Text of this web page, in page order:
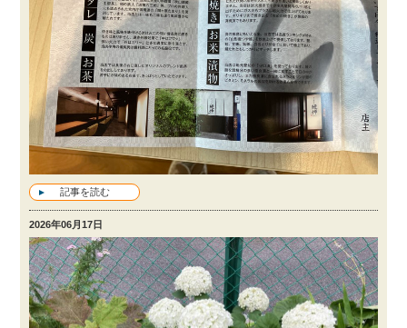
記事を読む
2026年06月17日